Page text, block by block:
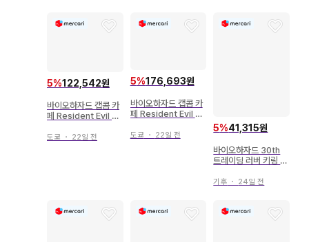
5%122,542원
바이오하자드 캡콤 카
페 Resident Evil 아
도쿄 ・ 22일 전
5%176,693원
바이오하자드 캡콤 카
페 Resident Evil 아
도쿄 ・ 22일 전
5%41,315원
바이오하자드 30th
트레이딩 러버 키링 크
기후 ・ 24일 전